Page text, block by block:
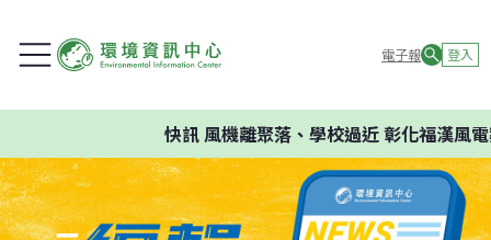
電子報 登入
快訊風機離聚落、學校過近 彰化福漢風電